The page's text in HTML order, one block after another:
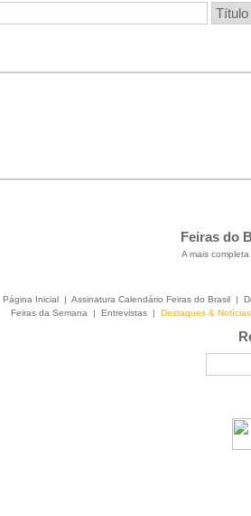
Feiras do
A mais
Página Inicial | Assinatura Calendário Feiras do Brasil |
Feiras da Semana
| Entrevistas | Destaques & Notícias